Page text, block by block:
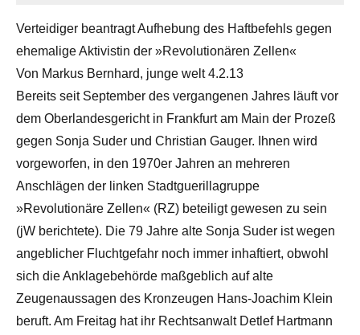
Verteidiger beantragt Aufhebung des Haftbefehls gegen
ehemalige Aktivistin der »Revolutionären Zellen«
Von Markus Bernhard, junge welt 4.2.13
Bereits seit September des vergangenen Jahres läuft vor
dem Oberlandesgericht in Frankfurt am Main der Prozeß
gegen Sonja Suder und Christian Gauger. Ihnen wird
vorgeworfen, in den 1970er Jahren an mehreren
Anschlägen der linken Stadtguerillagruppe
»Revolutionäre Zellen« (RZ) beteiligt gewesen zu sein
(jW berichtete). Die 79 Jahre alte Sonja Suder ist wegen
angeblicher Fluchtgefahr noch immer inhaftiert, obwohl
sich die Anklagebehörde maßgeblich auf alte
Zeugenaussagen des Kronzeugen Hans-Joachim Klein
beruft. Am Freitag hat ihr Rechtsanwalt Detlef Hartmann